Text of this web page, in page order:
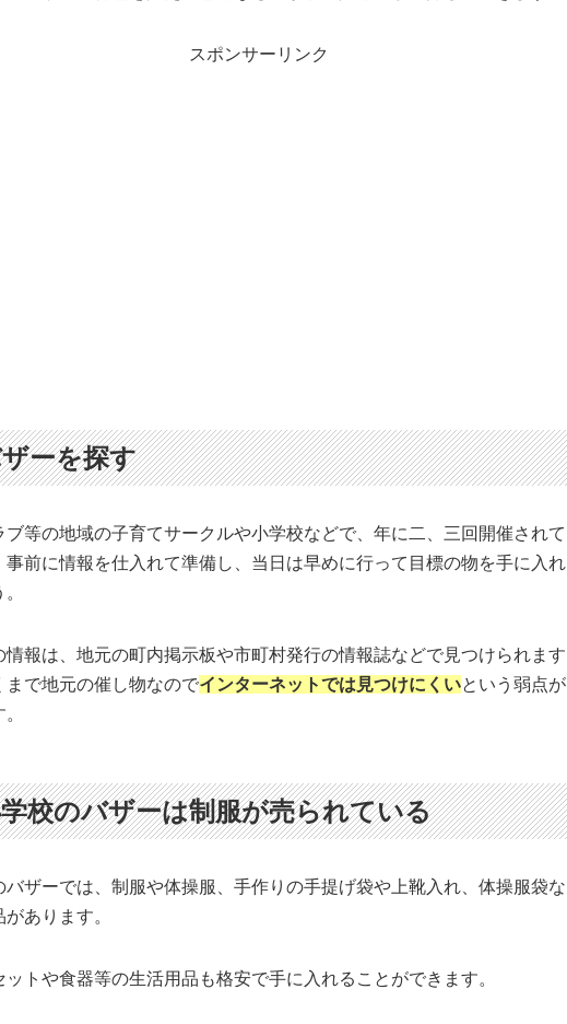
スポンサーリンク
ーを探す
ブ等の地域の子育てサークルや小学校などで、年に二、三回開催されて
事前に情報を仕入れて準備し、当日は早めに行って目標の物を手に入れ
情報は、地元の町内掲示板や市町村発行の情報誌などで見つけられます
まで地元の催し物なのでインターネットでは見つけにくいという弱点が
校のバザーは制服が売られている
バザーでは、制服や体操服、手作りの手提げ袋や上靴入れ、体操服袋な
あります。
ットや食器等の生活用品も格安で手に入れることができます。